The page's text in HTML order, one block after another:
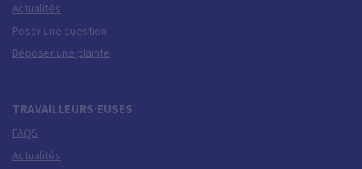
Actualités
Poser une question
Déposer une plainte
TRAVAILLEURS·EUSES
FAQS
Actualités